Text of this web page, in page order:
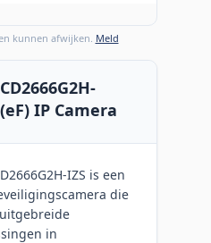
kunnen afwijken. Meld
IP Camera
IZS is een
die
in